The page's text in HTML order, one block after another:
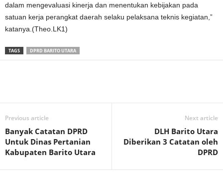
dalam mengevaluasi kinerja dan menentukan kebijakan pada
satuan kerja perangkat daerah selaku pelaksana teknis kegiatan,”
katanya.(Theo.LK1)
TAGS DPRD BARITO UTARA
Previous article
Banyak Catatan DPRD
Untuk Dinas Pertanian
Kabupaten Barito Utara
Next article
DLH Barito Utara
Diberikan 3 Catatan oleh
DPRD